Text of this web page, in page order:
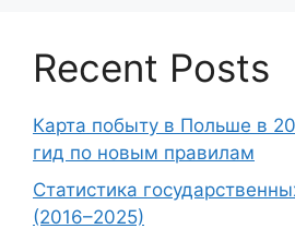
Recent Posts
Карта побыту в Польше в
гид по новым правилам
Статистика
(2016–2025)